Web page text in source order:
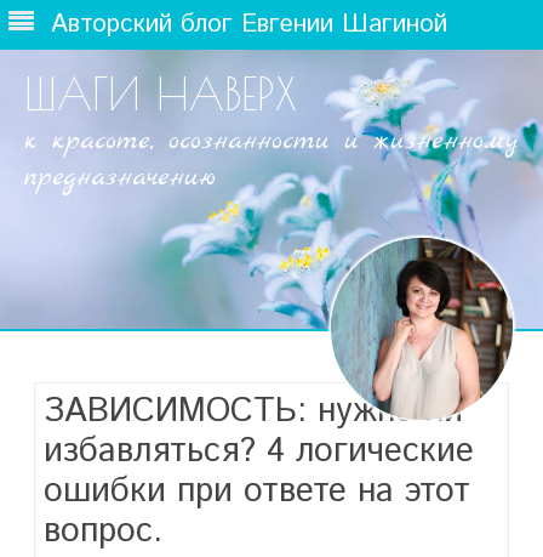
Авторский блог Евгении Шагиной
ШАГИ НАВЕРХ
к красоте, осознанности и жизненному
предназначению
ЗАВИСИМОСТЬ: нужно ли
избавляться? 4 логические
ошибки при ответе на этот
вопрос.